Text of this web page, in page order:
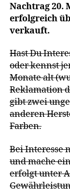
Nachtrag 20.
erfolgreich
verkauft.
Hast Du
oder kennst
Monate alt
Reklamation
gibt zwei
anderen
Farben.
Bei Interesse
und mache
erfolgt unter